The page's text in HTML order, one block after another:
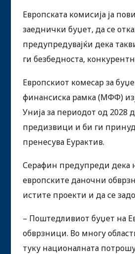
Европската комисија ја
заеднички буџет, да се
предупредувајќи дека
ги безбедноста,
Европскиот комесар за
финансиска рамка (МФФ)
Унија за периодот од 2028
предизвици и би ги
пренесува Еурактив.
Серафин предупреди дека
европските даночни
истите проекти и да се
– Поштедливиот буџет на
обврзници. Во многу
туку националната